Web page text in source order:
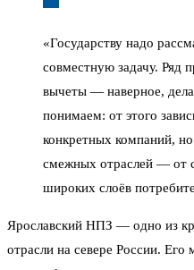
«Государству надо
совместную задачу. Ряд
вычеты — наверное,
понимаем: от этого
конкретных компаний,
смежных отраслей — от
широких слоёв
Ярославский НПЗ — одно из
отрасли на севере России.